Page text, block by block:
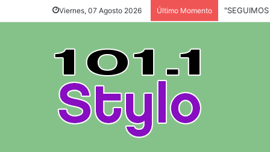
Viernes, 07 Agosto 2026 Último Momento